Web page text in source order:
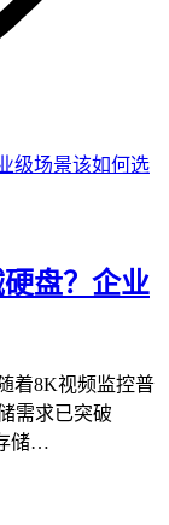
盘？企业
着8K视频监控普
需求已突破
储…